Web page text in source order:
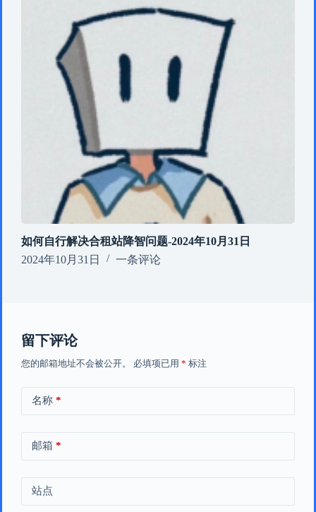
如何自行解决合租站降智问题-2024年10月31日
2024年10月31日
一条评论
留下评论
您的邮箱地址不会被公开。 必填项已用 * 标注
名称*
邮箱 *
站点